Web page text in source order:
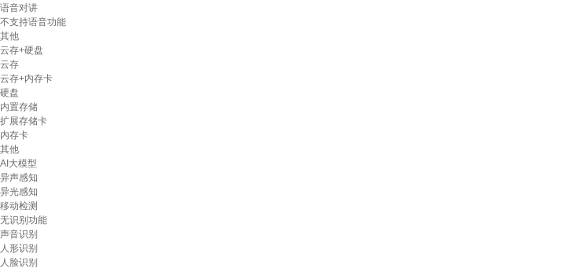
语音对讲
不支持语音功能
其他
云存+硬盘
云存
云存+内存卡
硬盘
内置存储
扩展存储卡
内存卡
其他
AI大模型
异声感知
异光感知
移动检测
无识别功能
声音识别
人形识别
人脸识别